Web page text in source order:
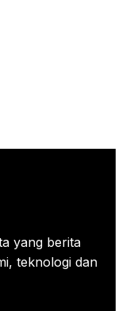
yang berita
teknologi dan